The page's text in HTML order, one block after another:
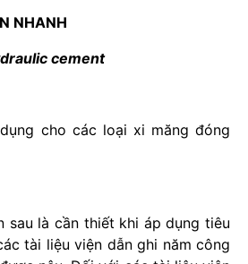
NHANH
cement
cho các loại xi măng đóng
sau là cần thiết khi áp dụng tiêu
tài liệu viện dẫn ghi năm công